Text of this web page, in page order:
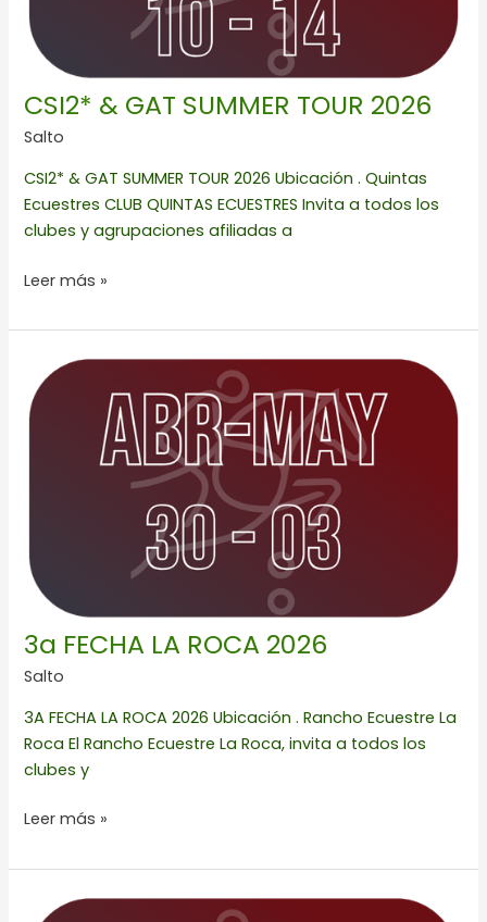
CSI2* & GAT SUMMER TOUR 2026
Salto
CSI2* & GAT SUMMER TOUR 2026 Ubicación . Quintas
Ecuestres CLUB QUINTAS ECUESTRES Invita a todos los
clubes y agrupaciones afiliadas a
Leer más »
3a FECHA LA ROCA 2026
Salto
3A FECHA LA ROCA 2026 Ubicación . Rancho Ecuestre La
Roca El Rancho Ecuestre La Roca, invita a todos los
clubes y
FECHA
LA
ROCA
Leer más »
FECHA